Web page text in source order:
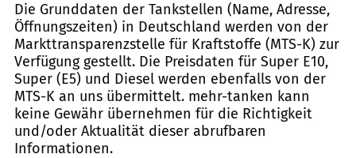
Die Grunddaten der Tankstellen (Name, Adresse,
Öffnungszeiten) in Deutschland werden von der
Markttransparenzstelle für Kraftstoffe (MTS-K) zur
Verfügung gestellt. Die Preisdaten für Super E10,
Super (E5) und Diesel werden ebenfalls von der
MTS-K an uns übermittelt. mehr-tanken kann
keine Gewähr übernehmen für die Richtigkeit
und/oder Aktualität dieser abrufbaren
Informationen.